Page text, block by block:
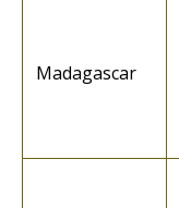
Madagascar